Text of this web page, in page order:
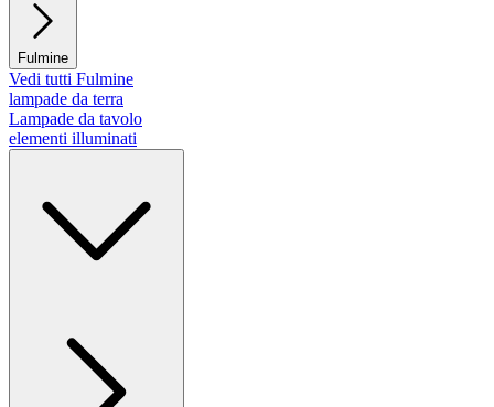
Fulmine
Vedi tutti Fulmine
lampade da terra
Lampade da tavolo
elementi illuminati